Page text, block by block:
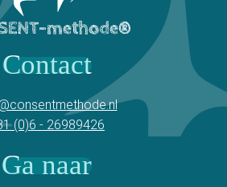
Contact
(0)6 - 26989426
Ga naar